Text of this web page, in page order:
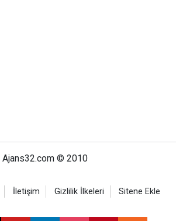
Ajans32.com © 2010
İletişim Gizlilik İlkeleri Sitene Ekle